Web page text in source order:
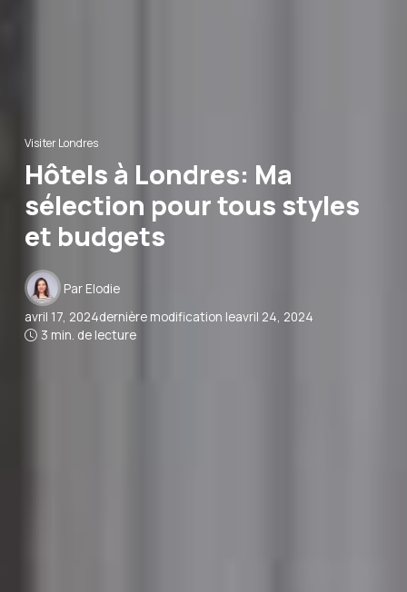
Visiter Londres
Hôtels à Londres: Ma
sélection pour tous styles
et budgets
Par Elodie
avril 17, 2024dernière modification leavril 24, 2024
3 min. de lecture